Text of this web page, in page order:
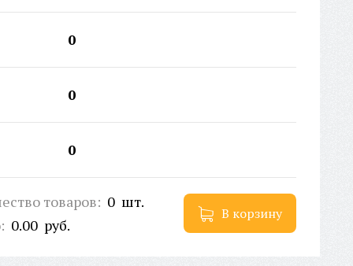
0
0
0
товаров: 0 шт.
0.00 руб.
В корзину